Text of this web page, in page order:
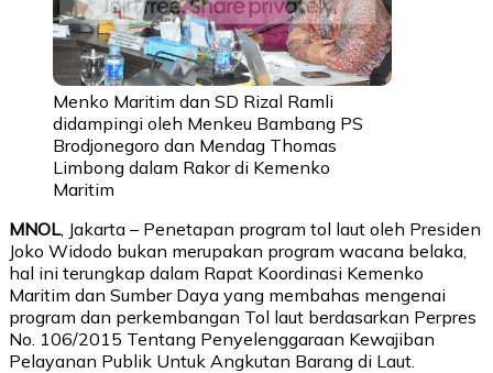
Menko Maritim dan SD Rizal Ramli
didampingi oleh Menkeu Bambang PS
Brodjonegoro dan Mendag Thomas
Limbong dalam Rakor di Kemenko
Maritim
MNOL, Jakarta – Penetapan program tol laut oleh Presiden
Joko Widodo bukan merupakan program wacana belaka,
hal ini terungkap dalam Rapat Koordinasi Kemenko
Maritim dan Sumber Daya yang membahas mengenai
program dan perkembangan Tol laut berdasarkan Perpres
No. 106/2015 Tentang Penyelenggaraan Kewajiban
Pelayanan Publik Untuk Angkutan Barang di Laut.